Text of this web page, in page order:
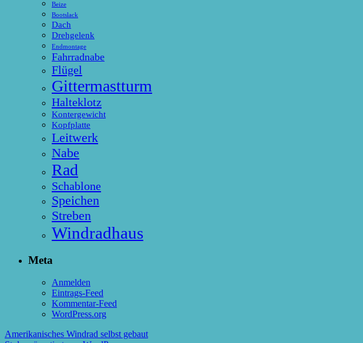
Beize
Bootslack
Dach
Drehgelenk
Endmontage
Fahrradnabe
Flügel
Gittermastturm
Halteklotz
Kontergewicht
Kopfplatte
Leitwerk
Nabe
Rad
Schablone
Speichen
Streben
Windradhaus
Meta
Anmelden
Eintrags-Feed
Kommentar-Feed
WordPress.org
Amerikanisches Windrad selbst gebaut